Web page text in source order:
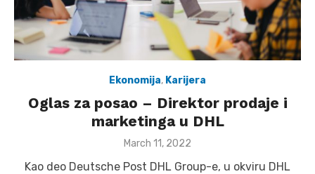
Ekonomija, Karijera
Oglas za posao – Direktor prodaje i
marketinga u DHL
Posted
March 11, 2022
Kao deo Deutsche Post DHL Group-e, u okviru DHL